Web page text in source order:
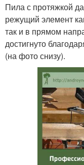
Пила с протяжкой
режущий элемент
так и в прямом
достигнуто
(на фото снизу).